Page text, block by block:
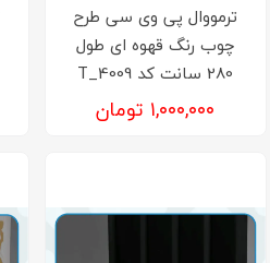
ترمووال پی وی سی طرح
چوب رنگ قهوه ای طول
280 سانت کد T_4009
۱,۰۰۰,۰۰۰ تومان